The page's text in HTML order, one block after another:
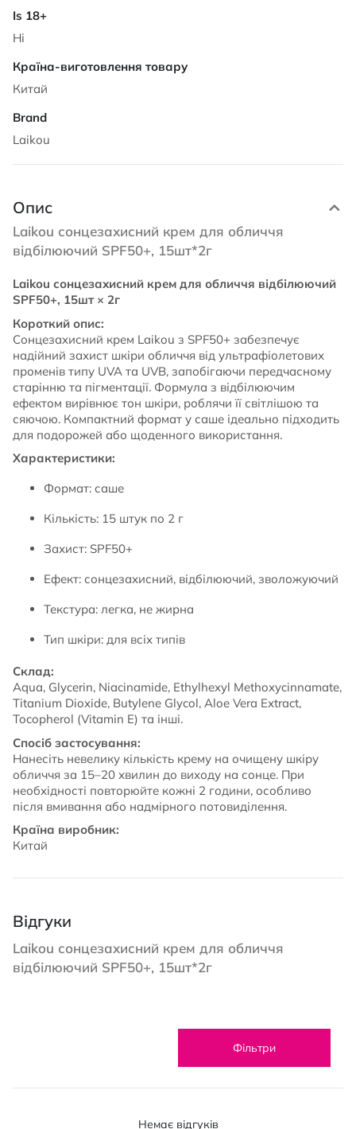
Характеристики
Ні
Китай
Laikou
Опис
Laikou сонцезахисний крем для обличчя
відбілюючий SPF50+, 15шт*2г
Laikou сонцезахисний крем для обличчя відбілюючий
SPF50+, 15шт × 2г
Короткий опис:
Сонцезахисний крем Laikou з SPF50+ забезпечує
надійний захист шкіри обличчя від ультрафіолетових
променів типу UVA та UVB, запобігаючи передчасному
старінню та пігментації. Формула з відбілюючим
ефектом вирівнює тон шкіри, роблячи її світлішою та
сяючою. Компактний формат у саше ідеально підходить
для подорожей або щоденного використання.
Характеристики:
Формат: саше
Кількість: 15 штук по 2 г
Захист: SPF50+
Ефект: сонцезахисний, відбілюючий, зволожуючий
Текстура: легка, не жирна
Тип шкіри: для всіх типів
Склад:
Aqua, Glycerin, Niacinamide, Ethylhexyl Methoxycinnamate,
Titanium Dioxide, Butylene Glycol, Aloe Vera Extract,
Tocopherol (Vitamin E) та інші.
Спосіб застосування:
Нанесіть невелику кількість крему на очищену шкіру
обличчя за 15–20 хвилин до виходу на сонце. При
необхідності повторюйте кожні 2 години, особливо
після вмивання або надмірного потовиділення.
Країна виробник:
Китай
Відгуки
Laikou сонцезахисний крем для обличчя
відбілюючий SPF50+, 15шт*2г
Фільтри
Немає відгуків